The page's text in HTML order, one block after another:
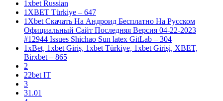
1xbet Russian
1XBET Türkiye – 647
1Xbet Скачать На Андроид Бесплатно На Русском
Официальный Сайт Последняя Версия 04-22-2023
#12944 Issues Shichao Sun latex GitLab – 304
1xBet, 1xbet Giriş, 1xbet Türkiye, 1xbet Girişi, XBET,
Birxbet – 865
2
22bet IT
3
31.01